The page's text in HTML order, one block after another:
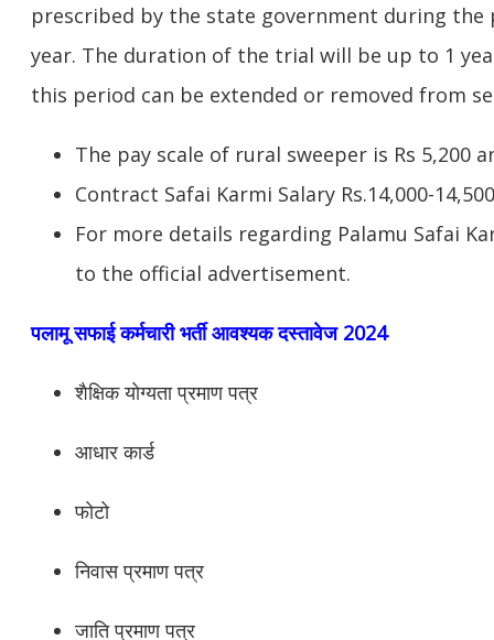
prescribed by the state government during
year. The duration of the trial will be up to 1
this period can be extended or removed from
The pay scale of rural sweeper is Rs 5,200
Contract Safai Karmi Salary Rs.14,000-
For more details regarding Palamu Safai
to the official advertisement.
पलामू सफाई कर्मचारी भर्ती आवश्यक दस्तावेज 2024
शैक्षिक योग्यता प्रमाण पत्र
आधार कार्ड
फोटो
निवास प्रमाण पत्र
जाति प्रमाण पत्र